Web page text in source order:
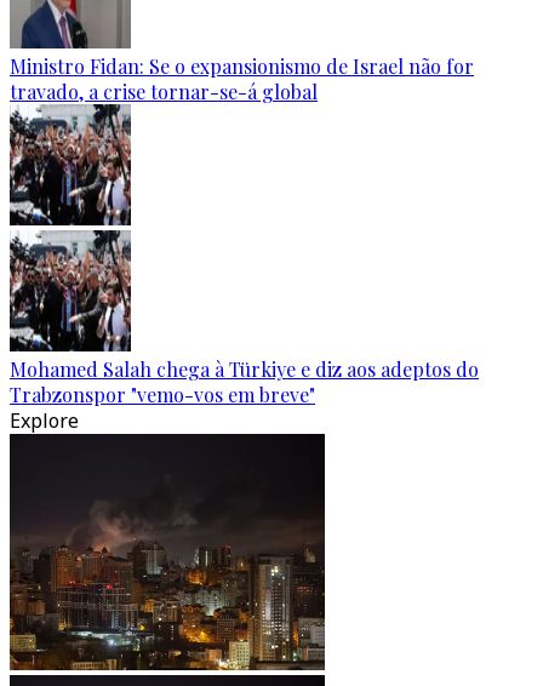
Ministro Fidan: Se o expansionismo de Israel não for
travado, a crise tornar-se-á global
Mohamed Salah chega à Türkiye e diz aos adeptos do
Trabzonspor "vemo-vos em breve"
Explore